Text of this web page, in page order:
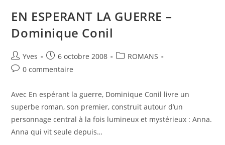
EN ESPERANT LA GUERRE –
Dominique Conil
Yves 6 octobre 2008
ROMANS
0 commentaire
Avec En espérant la guerre, Dominique Conil livre un
superbe roman, son premier, construit autour d’un
personnage central à la fois lumineux et mystérieux : Anna.
Anna qui vit seule depuis…